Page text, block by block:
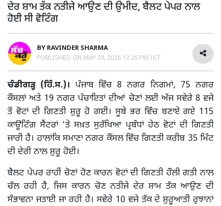
ਦੇਰ ਸ਼ਾਮ ਤੱਕ ਨਤੀਜੇ ਆਉਣ ਦੀ ਉਮੀਦ, ਬੈਲਟ ਪੇਪਰ ਨਾਲ
ਹੋਈ ਸੀ ਵੋਟਿੰਗ
BY RAVINDER SHARMA
PUBLISHED ON MAY 29, 2026 12:26 PM IST
ਚੰਡੀਗੜ੍ਹ (ਹਿੰ.ਸ.)। ਪੰਜਾਬ ਵਿੱਚ 8 ਨਗਰ ਨਿਗਮਾਂ, 75 ਨਗਰ
ਕੌਂਸਲਾਂ ਅਤੇ 19 ਨਗਰ ਪੰਚਾਇਤਾਂ ਦੀਆਂ ਚੋਣਾਂ ਲਈ ਅੱਜ ਸਵੇਰੇ 8 ਵਜੇ
ਤੋਂ ਵੋਟਾਂ ਦੀ ਗਿਣਤੀ ਸ਼ੁਰੂ ਹੋ ਗਈ। ਸੂਬੇ ਭਰ ਵਿੱਚ ਬਣਾਏ ਗਏ 115
ਕਾਊਂਟਿੰਗ ਸੈਂਟਰਾਂ ‘ਤੇ ਸਖ਼ਤ ਸੁਰੱਖਿਆ ਪ੍ਰਬੰਧਾਂ ਹੇਠ ਵੋਟਾਂ ਦੀ ਗਿਣਤੀ
ਜਾਰੀ ਹੈ। ਹਾਲਾਂਕਿ ਸਮਾਣਾ ਨਗਰ ਕੌਂਸਲ ਵਿੱਚ ਗਿਣਤੀ ਕਰੀਬ 35 ਮਿੰਟ
ਦੀ ਦੇਰੀ ਨਾਲ ਸ਼ੁਰੂ ਹੋਈ।
ਬੈਲਟ ਪੇਪਰ ਰਾਹੀਂ ਚੋਣਾਂ ਹੋਣ ਕਾਰਨ ਵੋਟਾਂ ਦੀ ਗਿਣਤੀ ਹੌਲੀ ਗਤੀ ਨਾਲ
ਚੱਲ ਰਹੀ ਹੈ, ਜਿਸ ਕਾਰਨ ਚੋਣ ਨਤੀਜੇ ਦੇਰ ਸ਼ਾਮ ਤੱਕ ਆਉਣ ਦੀ
ਸੰਭਾਵਨਾ ਜਤਾਈ ਜਾ ਰਹੀ ਹੈ। ਸਵੇਰੇ 10 ਵਜੇ ਤੱਕ ਦੇ ਸ਼ੁਰੂਆਤੀ ਰੁਝਾਨਾਂ